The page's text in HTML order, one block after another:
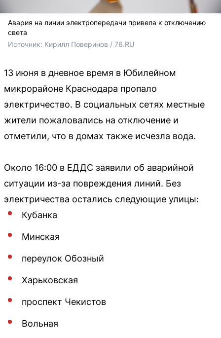
Авария на линии электропередачи привела к отключению
света
Источник: Кирилл Поверинов / 76.RU
13 июня в дневное время в Юбилейном
микрорайоне Краснодара пропало
электричество. В социальных сетях местные
жители пожаловались на отключение и
отметили, что в домах также исчезла вода.
Около 16:00 в ЕДДС заявили об аварийной
ситуации из-за повреждения линий. Без
электричества остались следующие улицы:
Кубанка
Минская
переулок Обозный
Харьковская
проспект Чекистов
Вольная